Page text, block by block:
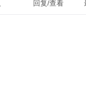
回复/查看